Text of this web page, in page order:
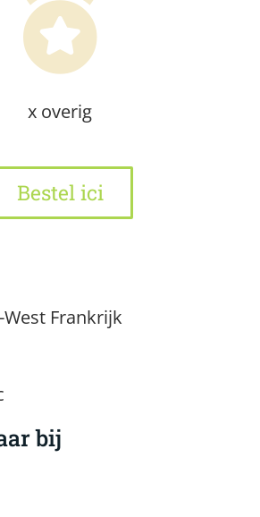
x overig
Bestel ici
Frankrijk
bij